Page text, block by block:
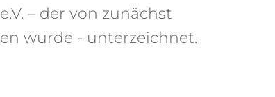
– der von zunächst
wurde - unterzeichnet.